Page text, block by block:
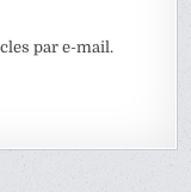
par e-mail.